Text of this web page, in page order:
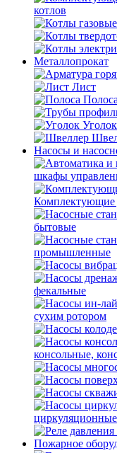
котлов
Металлопрокат
Лист
Полоса
Уголок
Насосы и
шкафы
Комплектующие
бытовые
промышленные
фекальные
сухим ротором
консольные,
Пожарное